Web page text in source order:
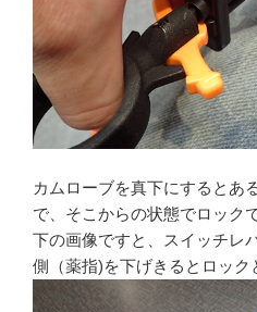
カムローブを真下にするとあ
で、そこからの状態でロック
下の画像ですと、スイッチレ
側（薬指)を下げきるとロック